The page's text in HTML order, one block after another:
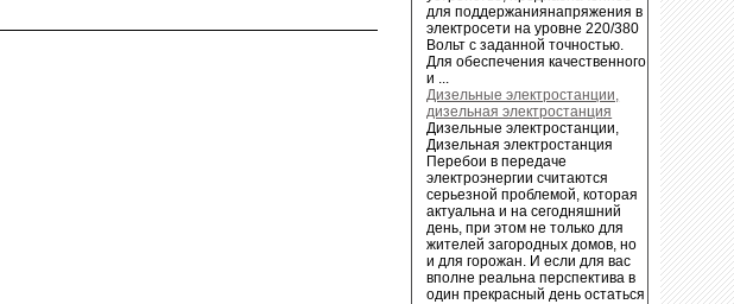
для поддержаниянапряжения в
электросети на уровне 220/380
Вольт с заданной точностью.
Для обеспечения качественного
и ...
Дизельные электростанции,
дизельная электростанция
Дизельные электростанции,
Дизельная электростанция
Перебои в передаче
электроэнергии считаются
серьезной проблемой, которая
актуальна и на сегодняшний
день, при этом не только для
жителей загородных домов, но
и для горожан. И если для вас
вполне реальна перспектива в
один прекрасный день остаться